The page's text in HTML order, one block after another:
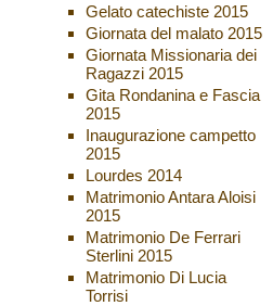
Gelato catechiste 2015
Giornata del malato 2015
Giornata Missionaria dei
Ragazzi 2015
Gita Rondanina e Fascia
2015
Inaugurazione campetto
2015
Lourdes 2014
Matrimonio Antara Aloisi
2015
Matrimonio De Ferrari
Sterlini 2015
Matrimonio Di Lucia
Torrisi